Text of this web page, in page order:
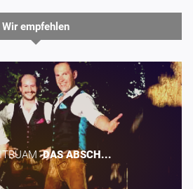
Wir empfehlen
-​DAS ABSCH...